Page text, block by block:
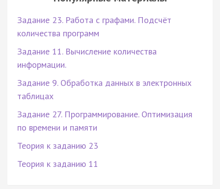
Задание 23. Работа с графами. Подсчёт
количества программ
Задание 11. Вычисление количества
информации.
Задание 9. Обработка данных в электронных
таблицах
Задание 27. Программирование. Оптимизация
по времени и памяти
Теория к заданию 23
Теория к заданию 11